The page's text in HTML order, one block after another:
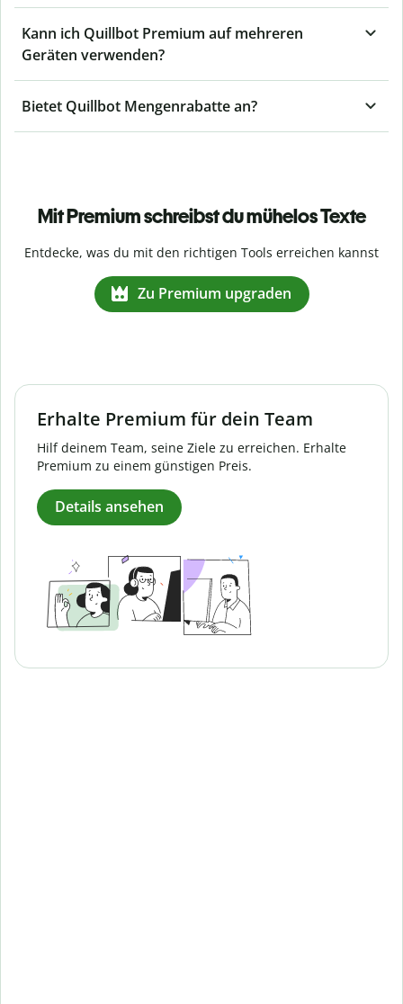
Kann ich Quillbot Premium auf mehreren
Geräten verwenden?
Bietet Quillbot Mengenrabatte an?
Mit Premium schreibst du mühelos Texte
Entdecke, was du mit den richtigen Tools erreichen kannst
Zu Premium upgraden
Erhalte Premium für dein Team
Hilf deinem Team, seine Ziele zu erreichen. Erhalte
Premium zu einem günstigen Preis.
Details ansehen